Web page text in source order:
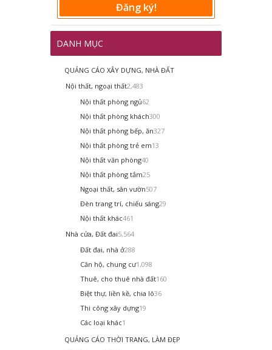
Đăng ký!
DANH MỤC
QUẢNG CÁO XÂY DỰNG, NHÀ ĐẤT
Nội thất, ngoại thất2,483
Nội thất phòng ngủ62
Nội thất phòng khách300
Nội thất phòng bếp, ăn327
Nội thất phòng trẻ em13
Nội thất văn phòng40
Nội thất phòng tắm25
Ngoại thất, sân vườn507
Đèn trang trí, chiếu sáng29
Nội thất khác461
Nhà cửa, Đất đai5,564
Đất đai, nhà ở288
Căn hộ, chung cư1,098
Thuê, cho thuê nhà đất160
Biệt thự, liền kề, chia lô36
Thi công xây dựng19
Các loại khác1
QUẢNG CÁO THỜI TRANG, LÀM ĐẸP